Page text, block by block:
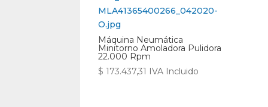
Máquina Neumática
Minitorno Amoladora Pulidora
22.000 Rpm
$ 173.437,31 IVA Incluido